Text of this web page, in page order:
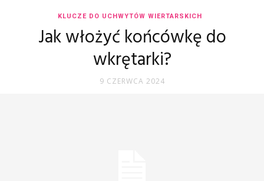
KLUCZE DO UCHWYTÓW WIERTARSKICH
Jak włożyć końcówkę do
wkrętarki?
9 CZERWCA 2024